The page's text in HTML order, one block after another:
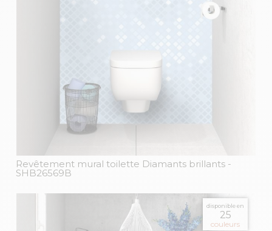
Revêtement mural toilette Diamants brillants -
SHB26569B
disponible en
25
couleurs